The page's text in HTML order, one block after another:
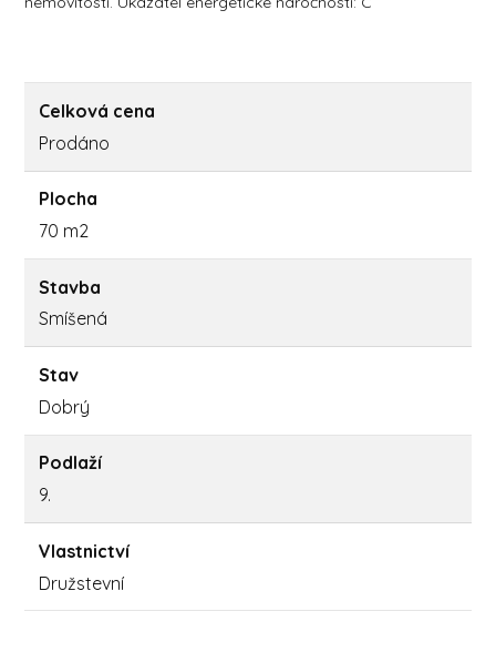
Celková cena
Prodáno
Plocha
70 m2
Stavba
Smíšená
Stav
Dobrý
Podlaží
9.
Vlastnictví
Družstevní